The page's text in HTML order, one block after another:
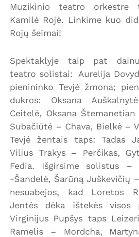
Muzikinio teatro orkestre
Kamilė Rojė. Linkime kuo
Rojų šeimai!
Spektaklyje taip pat
teatro solistai: Aurelija
pienininko Tevjė žmona;
dukros: Oksana
Ceitelė, Oksana
Subačiūtė – Chava, Bielkė –
Tevjė žentais taps: Tadas
Vilius Trakys – Perčikas,
Fedia. Išgirsime solistus –
-Šandelė, Šarūną Juškevičių
nesuabejos, kad Loretos
Jentės dėka ištekės visos
Virginijus Pupšys taps
Ramelis – Mordcha,